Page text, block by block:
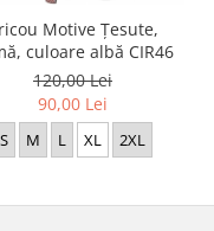
Motive Țesute,
culoare albă CIR46
120,00 Lei
90,00 Lei
S M L XL 2XL